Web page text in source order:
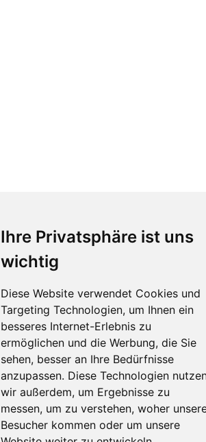
Ihre Privatsphäre ist uns
wichtig
Diese Website verwendet Cookies und
Targeting Technologien, um Ihnen ein
besseres Internet-Erlebnis zu
ermöglichen und die Werbung, die Sie
sehen, besser an Ihre Bedürfnisse
anzupassen. Diese Technologien
wir außerdem, um Ergebnisse zu
messen, um zu verstehen, woher
Besucher kommen oder um unsere